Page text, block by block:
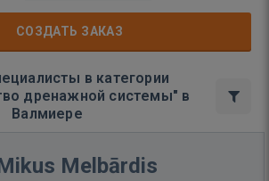
СОЗДАТЬ ЗАКАЗ
в категории
дренажной системы" в
Валмиере
Melbārdis